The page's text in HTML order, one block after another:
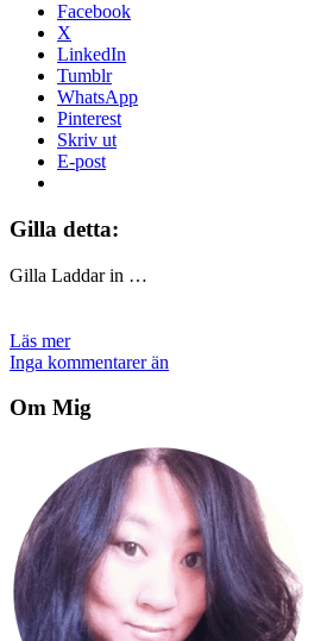
Facebook
X
LinkedIn
Tumblr
WhatsApp
Pinterest
Skriv ut
E-post
Gilla detta:
Gilla Laddar in …
Läs mer
Inga kommentarer än
Om Mig